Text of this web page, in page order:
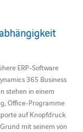
ERP-Software
365 Business
stehen in einem
Office-Programme
auf Knopfdruck
mit seinem von